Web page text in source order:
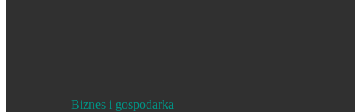
Biznes i gospodarka